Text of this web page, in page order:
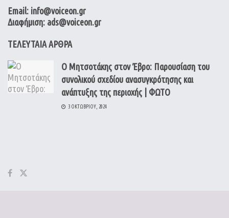
Email: info@voiceon.gr
Διαφήμιση: ads@voiceon.gr
ΤΕΛΕΥΤΑΙΑ ΑΡΘΡΑ
Ο Μητσοτάκης στον Έβρο: Παρουσίαση του
συνολικού σχεδίου ανασυγκρότησης και
ανάπτυξης της περιοχής | ΦΩΤΟ
3 ΟΚΤΩΒΡΊΟΥ, 2024